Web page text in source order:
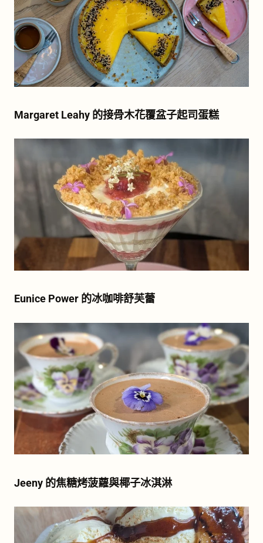
Margaret Leahy 的接骨木花覆盆子起司蛋糕
Eunice Power 的冰咖啡舒芙蕾
Jeeny 的焦糖烤菠蘿與椰子冰淇淋